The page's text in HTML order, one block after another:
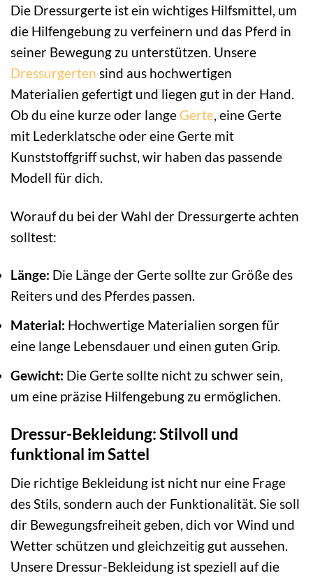
Die Dressurgerte ist ein wichtiges Hilfsmittel, um
die Hilfengebung zu verfeinern und das Pferd in
seiner Bewegung zu unterstützen. Unsere
Dressurgerten sind aus hochwertigen
Materialien gefertigt und liegen gut in der Hand.
Ob du eine kurze oder lange Gerte , eine Gerte
mit Lederklatsche oder eine Gerte mit
Kunststoffgriff suchst, wir haben das passende
Modell für dich.
Worauf du bei der Wahl der Dressurgerte achten
solltest:
Länge: Die Länge der Gerte sollte zur Größe des
Reiters und des Pferdes passen.
Material: Hochwertige Materialien sorgen für
eine lange Lebensdauer und einen guten Grip.
Gewicht: Die Gerte sollte nicht zu schwer sein,
um eine präzise Hilfengebung zu ermöglichen.
Dressur-Bekleidung: Stilvoll und
funktional im Sattel
Die richtige Bekleidung ist nicht nur eine Frage
des Stils, sondern auch der Funktionalität. Sie soll
dir Bewegungsfreiheit geben, dich vor Wind und
Wetter schützen und gleichzeitig gut aussehen.
Unsere Dressur-Bekleidung ist speziell auf die